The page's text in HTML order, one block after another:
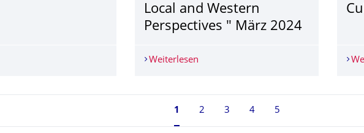
Forschungskolloquium: 25.04.2024 – 20.06.2024
Local and Western
Perspectives " März 2024
Weiterlesen Neuer Artikel: "Colonizing and
Seite 1, aktuell ausgewählt
1 2 3 4 5